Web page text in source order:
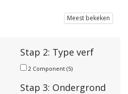
Meest bekeken
Stap 2: Type verf
2 Component (5)
Stap 3: Ondergrond